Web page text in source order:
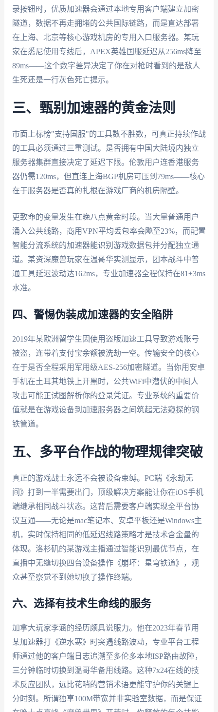
录按钮时，优质加速器会通过本地专用客户端建立加密
隧道，数据不再走拥堵的公共国际链路，而是直达部署
在上海、北京等核心游戏机房的专用入口服务器。某玩
家在悉尼使用专线后，APEX英雄国服延迟从256ms降至
89ms——这个数字差异决定了你在对枪时看到的是敌人
生死还是一行灰色死亡提示。
三、甄别加速器的黄金法则
市面上标榜"支持国服"的工具数不胜数，可真正持续作战
的工具必须通过三重测试。是否拥有中国大陆境内独立
服务器集群直接决定了延迟下限。伦敦用户连香港服务
器仍需120ms，但直连上海BGP机房可压到79ms——核心
在于服务器是否真的扎根在游戏厂商的机房隔壁。
更致命的变量发生在晚八点黄金时段。当大量普通用户
涌入公共线路，商用VPN平均丢包率会飚至23%，而配置
智能分流系统的加速器能识别游戏数据包并分配独立通
道。某资深魔兽玩家在温哥华实测显示，团本战斗中普
通工具延迟波动达162ms，专业加速器全程保持在81±3ms
水准。
四、警惕伪装成加速器的安全陷阱
2019年某欧洲留学生因使用盗版加速工具导致游戏账号
被盗，连带着支付宝余额被洗劫一空。传输安全的核心
在于是否全程采用军用级AES-256加密隧道。当你用安卓
手机在土耳其地铁上开黑时，公共WiFi中潜伏的中间人
攻击可能正试图解析你的登录凭证。专业系统的重要价
值就是在游戏设备到加速服务器之间筑起无法窥探的钢
铁管道。
五、多平台作战的物理规律突破
真正的游戏战士永远不会被设备束缚。PC端《永劫无
间》打到一半需要出门，顶级解决方案能让你在iOS手机
端继承相同战斗状态。这背后需要客户端实现全平台协
议互通——无论是mac笔记本、安卓平板还是Windows主
机，实时保持相同的低延迟线路策略才是技术含金量的
体现。洛杉矶的某游戏主播通过智能识别最优节点，在
直播中无缝切换四台设备操作《崩坏：星穹铁道》，观
众甚至察觉不到她切换了操作终端。
六、选择有技术生命线的服务
加拿大玩家李涵的经历颇具说服力。他在2023年春节用
某加速器打《逆水寒》时突遇线路波动，专业平台工程
师通过他的客户端日志追溯至多伦多本地ISP路由故障，
三分钟临时切换到温哥华备用线路。这种7x24在线的技
术反应团队，远比花哨的营销术语更能守护你的关键上
分时刻。所谓独享100M带宽并非实验室数据，而是保证